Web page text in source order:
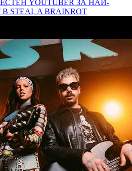
YOUTUBER ЗА НАЙ-
A BRAINROT